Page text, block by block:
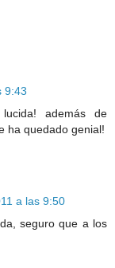
9:43
además de
ha quedado genial!
a las 9:50
seguro que a los